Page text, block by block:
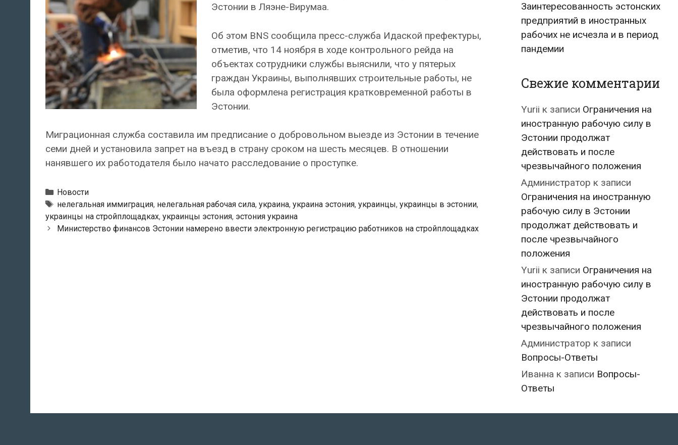
Эстонии в Ляэне-Вирумаа.
Об этом BNS сообщила пресс-служба Идаской префектуры,
отметив, что 14 ноября в ходе контрольного рейда на
объектах сотрудники службы выяснили, что у пятерых
граждан Украины, выполнявших строительные работы, не
была оформлена регистрация кратковременной работы в
Эстонии.
Миграционная служба составила им предписание о добровольном выезде из Эстонии в течение
семи дней и установила запрет на въезд в страну сроком на шесть месяцев. В отношении
нанявшего их работодателя было начато расследование о проступке.
Рубрики
Новости
Теги
нелегальная иммиграция, нелегальная рабочая сила, украина, украина эстония, украинцы, украинцы в эстонии,
украинцы на стройплощадках, украинцы эстония, эстония украина
PostМинистерство финансов Эстонии намерено ввести электронную регистрацию работников на стройплощадках
Заинтересованность эстонских
предприятий в иностранных
рабочих не исчезла и в период
пандемии
Свежие комментарии
Yurii к записи Ограничения на
иностранную рабочую силу в
Эстонии продолжат
действовать и после
чрезвычайного положения
Администратор к записи
Ограничения на иностранную
рабочую силу в Эстонии
продолжат действовать и
после чрезвычайного
положения
Yurii к записи Ограничения на
иностранную рабочую силу в
Эстонии продолжат
действовать и после
чрезвычайного положения
Администратор к записи
Вопросы-Ответы
Иванна к записи Вопросы-
Ответы